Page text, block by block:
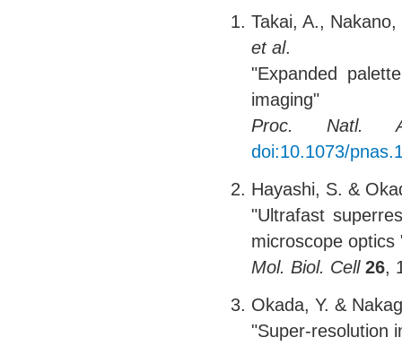
Takai, A.,
et al.
"Expanded
imaging"
Proc. Natl.
doi:10.1073/
Hayashi, S. &
"Ultrafast
microscope optics
Mol. Biol. Cell 26,
Okada, Y. &
"Super-resolution